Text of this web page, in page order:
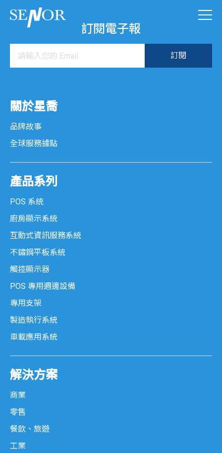
訂閱電子報
關於星喬
品牌故事
全球服務據點
產品系列
POS 系統
廚房顯示系統
互動式資訊服務系統
不鏽鋼平板系統
觸控顯示器
POS 專用週邊設備
專用支架
製造執行系統
車載應用系統
解決方案
商業
零售
餐飲、旅遊
工業